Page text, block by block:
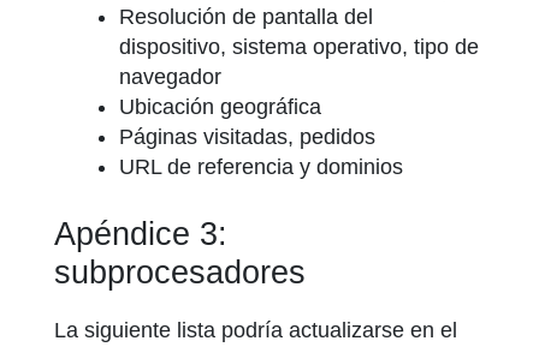
Resolución de pantalla del
dispositivo, sistema operativo, tipo de
navegador
Ubicación geográfica
Páginas visitadas, pedidos
URL de referencia y dominios
Apéndice 3:
subprocesadores
La siguiente lista podría actualizarse en el